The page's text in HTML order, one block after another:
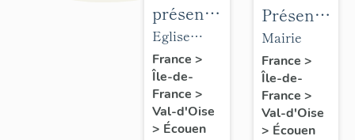
présentation
du
mobilier
de
l'église
d'Ecouen
Eglise
Saint-
Acceul
France >
Île-de-
France >
Val-d'Oise
> Écouen
du
mobilier
de la
mairie
d'Ecouen
Mairie
France >
Île-de-
France >
Val-d'Oise
> Écouen